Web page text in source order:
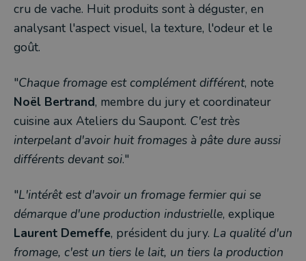
cru de vache. Huit produits sont à déguster, en
analysant l'aspect visuel, la texture, l'odeur et le
goût.
"Chaque fromage est complément différent, note
Noël Bertrand, membre du jury et coordinateur
cuisine aux Ateliers du Saupont. C'est très
interpelant d'avoir huit fromages à pâte dure aussi
différents devant soi."
"L'intérêt est d'avoir un fromage fermier qui se
démarque d'une production industrielle, explique
Laurent Demeffe, président du jury. La qualité d'un
fromage, c'est un tiers le lait, un tiers la production